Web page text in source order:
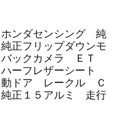
ンダセンシング 純
正フリップダウンモ
ックカメラ ＥＴ
ーフレザーシート
動ドア レークル Ｃ
正１５アルミ 走行